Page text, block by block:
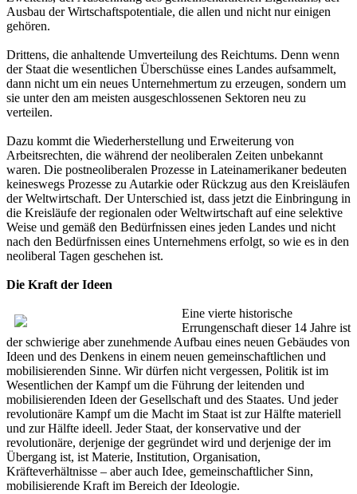
Ausbau der Wirtschaftspotentiale, die allen und nicht nur einigen
gehören.
Drittens, die anhaltende Umverteilung des Reichtums. Denn wenn
der Staat die wesentlichen Überschüsse eines Landes aufsammelt,
dann nicht um ein neues Unternehmertum zu erzeugen, sondern um
sie unter den am meisten ausgeschlossenen Sektoren neu zu
verteilen.
Dazu kommt die Wiederherstellung und Erweiterung von
Arbeitsrechten, die während der neoliberalen Zeiten unbekannt
waren. Die postneoliberalen Prozesse in Lateinamerikaner bedeuten
keineswegs Prozesse zu Autarkie oder Rückzug aus den Kreisläufen
der Weltwirtschaft. Der Unterschied ist, dass jetzt die Einbringung in
die Kreisläufe der regionalen oder Weltwirtschaft auf eine selektive
Weise und gemäß den Bedürfnissen eines jeden Landes und nicht
nach den Bedürfnissen eines Unternehmens erfolgt, so wie es in den
neoliberal Tagen geschehen ist.
Die Kraft der Ideen
Eine vierte historische
Errungenschaft dieser 14 Jahre ist
der schwierige aber zunehmende Aufbau eines neuen Gebäudes von
Ideen und des Denkens in einem neuen gemeinschaftlichen und
mobilisierenden Sinne. Wir dürfen nicht vergessen, Politik ist im
Wesentlichen der Kampf um die Führung der leitenden und
mobilisierenden Ideen der Gesellschaft und des Staates. Und jeder
revolutionäre Kampf um die Macht im Staat ist zur Hälfte materiell
und zur Hälfte ideell. Jeder Staat, der konservative und der
revolutionäre, derjenige der gegründet wird und derjenige der im
Übergang ist, ist Materie, Institution, Organisation,
Kräfteverhältnisse – aber auch Idee, gemeinschaftlicher Sinn,
mobilisierende Kraft im Bereich der Ideologie.